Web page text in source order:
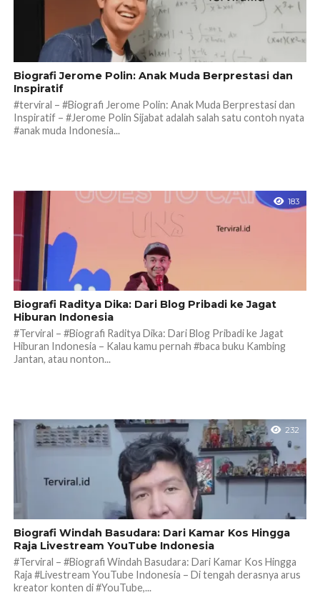
Biografi Jerome Polin: Anak Muda Berprestasi dan
Inspiratif
#terviral – #Biografi Jerome Polin: Anak Muda Berprestasi dan
Inspiratif – #Jerome Polin Sijabat adalah salah satu contoh nyata
#anak muda Indonesia...
183
Biografi Raditya Dika: Dari Blog Pribadi ke Jagat
Hiburan Indonesia
#Terviral – #Biografi Raditya Dika: Dari Blog Pribadi ke Jagat
Hiburan Indonesia – Kalau kamu pernah #baca buku Kambing
Jantan, atau nonton...
232
Biografi Windah Basudara: Dari Kamar Kos Hingga
Raja Livestream YouTube Indonesia
#Terviral – #Biografi Windah Basudara: Dari Kamar Kos Hingga
Raja #Livestream YouTube Indonesia – Di tengah derasnya arus
kreator konten di #YouTube,...